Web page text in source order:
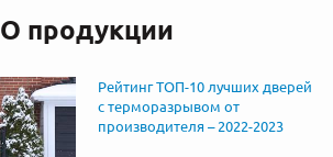
О продукции
Рейтинг ТОП-10 лучших дверей
с терморазрывом от
производителя – 2022-2023